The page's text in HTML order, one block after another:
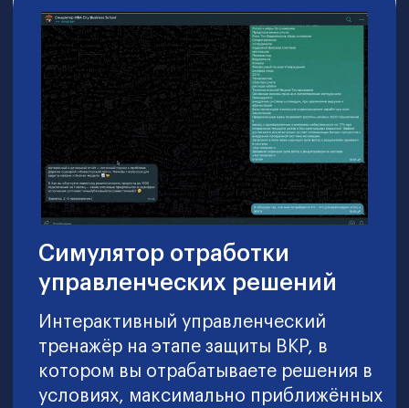
вариант обучения
Пакет “Lite”
Минимальный набор компетенций
Электронный диплом школы
6 модулей
166 ак. часов
4 мес. обучения
Бонус!
Модуль «Искусственный интеллект
в экономике»
Курс по постановке и достижению
целей
Менеджер